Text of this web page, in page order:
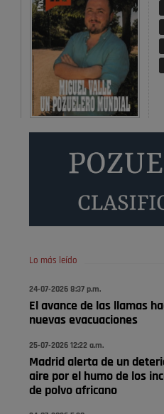
También pienso que si no
falta denunciar nada
Pozuelo de Alarcón
Quejas por el
la limpieza …
Pozuelo de Alarcón
🔴 EXCLUSIVA
de la …
😆Durán menos qué un
Pozuelo de Alarcón
🔴 EXCLUSIVA |
de la …
Pozuelo de Alarcón
🔴 EXCLUSIVA
de la …
Lo más leído
24-07-2026 8:37 p.m.
El avance de las llamas
nuevas evacuaciones
25-07-2026 12:22 a.m.
Madrid alerta de un
aire por el humo de los
de polvo africano